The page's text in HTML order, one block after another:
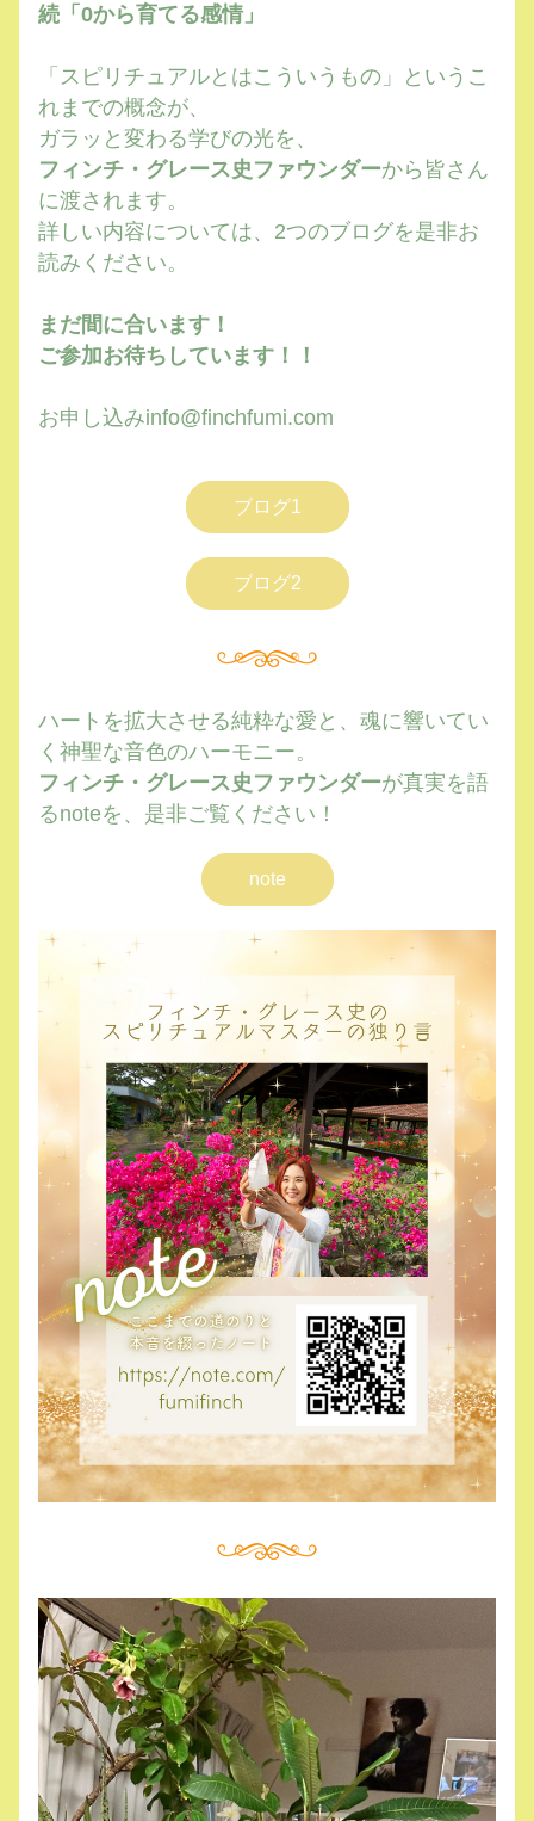
続「0から育てる感情」
「スピリチュアルとはこういうもの」というこ
れまでの概念が、
ガラッと変わる学びの光を、
フィンチ・グレース史ファウンダーから皆さん
に渡されます。
詳しい内容については、2つのブログを是非お
読みください。
まだ間に合います！
ご参加お待ちしています！！
お申し込みinfo@finchfumi.com
ブログ1
ブログ2
ハートを拡大させる純粋な愛と、魂に響いてい
く神聖な音色のハーモニー。
フィンチ・グレース史ファウンダーが真実を語
るnoteを、是非ご覧ください！
note